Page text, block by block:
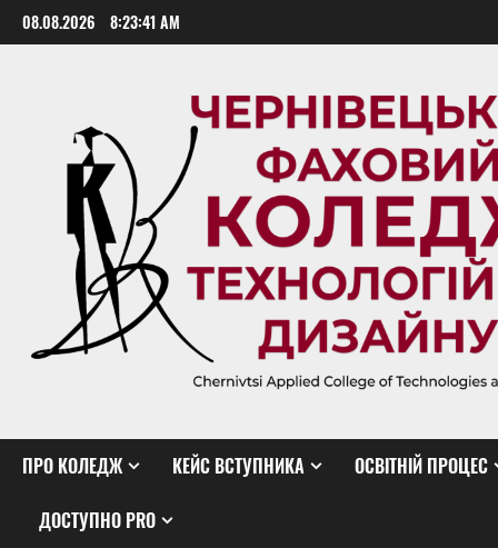
Skip
to
08.08.2026 8:23:42 AM
ПРО КОЛЕДЖ КЕЙС ВСТУПНИКА ОСВІТНІЙ ПРОЦЕС
ДОСТУПНО PRO